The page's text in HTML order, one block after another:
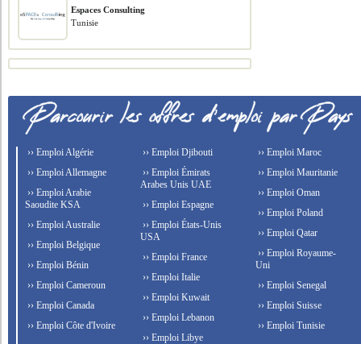
Espaces Consulting
Tunisie
›› Emploi Algérie
›› Emploi Allemagne
›› Emploi Arabie
Saoudite KSA
›› Emploi Australie
›› Emploi Belgique
›› Emploi Bénin
›› Emploi Cameroun
›› Emploi Canada
›› Emploi Côte d'Ivoire
›› Emploi Djibouti
›› Emploi Émirats
Arabes Unis UAE
›› Emploi Espagne
›› Emploi États-Unis
USA
›› Emploi France
›› Emploi Italie
›› Emploi Kuwait
›› Emploi Lebanon
›› Emploi Libye
›› Emploi Maroc
›› Emploi Mauritanie
›› Emploi Oman
›› Emploi Poland
›› Emploi Qatar
›› Emploi Royaume-
Uni
›› Emploi Senegal
›› Emploi Suisse
›› Emploi Tunisie